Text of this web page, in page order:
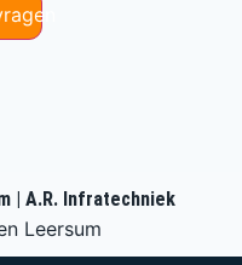
| A.R. Infratechniek
Leersum